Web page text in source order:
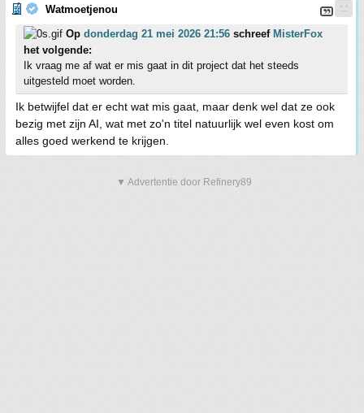
Watmoetjenou
Op donderdag 21 mei 2026 21:56 schreef MisterFox
het volgende:
Ik vraag me af wat er mis gaat in dit project dat het steeds
uitgesteld moet worden.
Ik betwijfel dat er echt wat mis gaat, maar denk wel dat ze ook
bezig met zijn AI, wat met zo'n titel natuurlijk wel even kost om
alles goed werkend te krijgen.
▼ Advertentie door Refinery89